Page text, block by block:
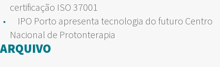
certificação ISO 37001
IPO Porto apresenta tecnologia do futuro Centro
Nacional de Protonterapia
ARQUIVO